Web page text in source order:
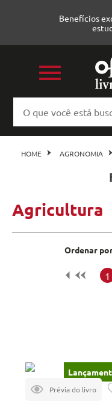
Benefícios
HOME AGRONOMIA
Agricultura (198)
Agro Livros (3)
Agrobook (11)
Blucher (4)
Bookman (1)
Agricultura
Ordenar
1